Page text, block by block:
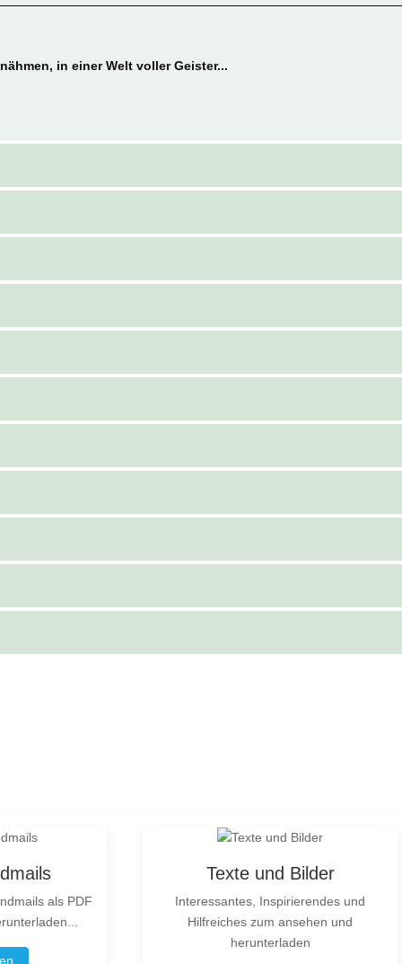
in einer Welt voller Geister...
als PDF
Texte und Bilder
Interessantes, Inspirierendes und
Hilfreiches zum ansehen und
herunterladen